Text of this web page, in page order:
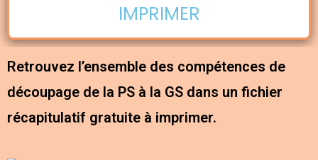
IMPRIMER
Retrouvez l’ensemble des compétences de
découpage de la PS à la GS dans un fichier
récapitulatif gratuite à imprimer.